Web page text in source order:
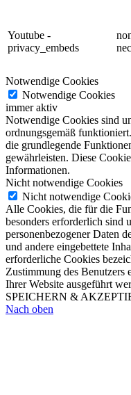
Youtube -
privacy_embeds
Notwendige Cookies
Notwendige Cookies
immer aktiv
Notwendige Cookies sind
ordnungsgemäß
die grundlegende
gewährleisten. Diese
Informationen.
Nicht notwendige Cookies
Nicht notwendige
Alle Cookies, die für die
besonders erforderlich sind
personenbezogener Daten
und andere eingebettete
erforderliche Cookies
Zustimmung des Benutzers
Ihrer Website ausgeführt
SPEICHERN &
Nach oben